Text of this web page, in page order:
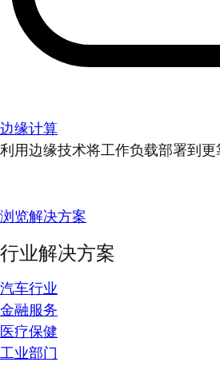
边缘计算
利用边缘技术将工作负载部署到更
浏览解决方案
行业解决方案
汽车行业
金融服务
医疗保健
工业部门